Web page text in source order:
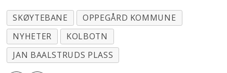
SKØYTEBANE
OPPEGÅRD KOMMUNE
NYHETER
KOLBOTN
JAN BAALSTRUDS PLASS